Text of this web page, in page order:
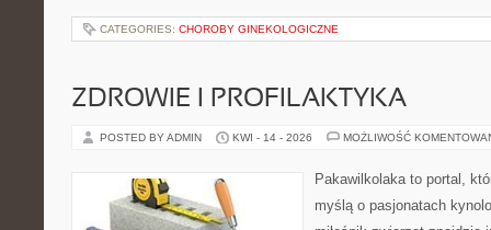
CATEGORIES: CHOROBY GINEKOLOGICZNE
ZDROWIE I PROFILAKTYKA
POSTED BY ADMIN KWI - 14 - 2026 MOŻLIWOŚĆ
Pakawilkolaka to portal,
myślą o pasjonatach